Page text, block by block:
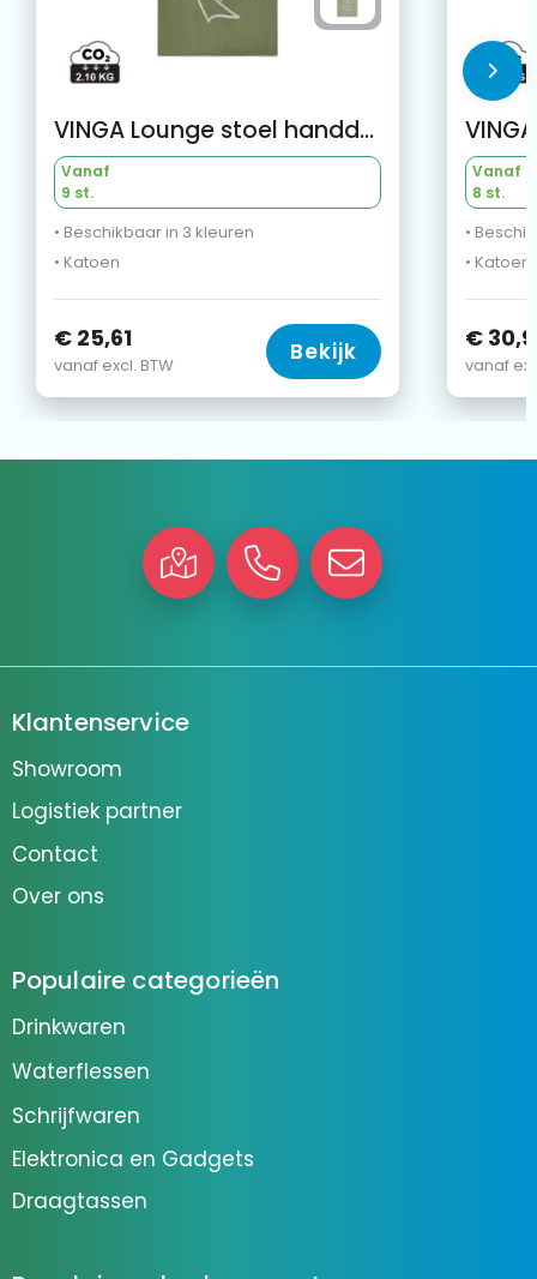
VINGA Lounge stoel handdoek
Vanaf
9 st.
• Beschikbaar in 3 kleuren
• Katoen
€ 25,61
vanaf excl. BTW Bekijk
Vanaf
8 st.
•
• Katoen
€
vanaf
Klantenservice
Showroom
Logistiek partner
Contact
Over ons
Populaire categorieën
Drinkwaren
Waterflessen
Schrijfwaren
Elektronica en Gadgets
Draagtassen